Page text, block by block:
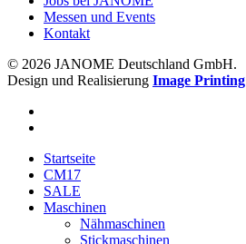
Messen und Events
Kontakt
© 2026 JANOME Deutschland GmbH.
Design und Realisierung Image Printing
Startseite
CM17
SALE
Maschinen
Nähmaschinen
Stickmaschinen